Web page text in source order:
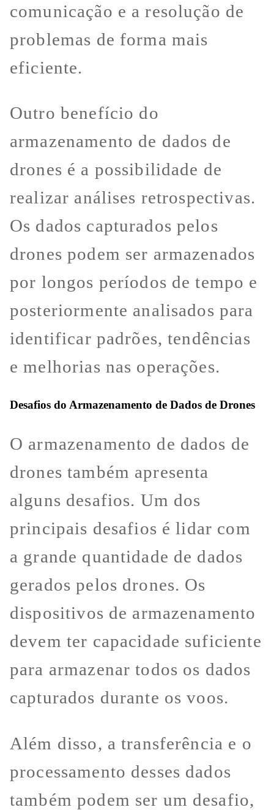
comunicação e a resolução de
problemas de forma mais
eficiente.
Outro benefício do
armazenamento de dados de
drones é a possibilidade de
realizar análises retrospectivas.
Os dados capturados pelos
drones podem ser armazenados
por longos períodos de tempo e
posteriormente analisados para
identificar padrões, tendências
e melhorias nas operações.
Desafios do Armazenamento de Dados de Drones
O armazenamento de dados de
drones também apresenta
alguns desafios. Um dos
principais desafios é lidar com
a grande quantidade de dados
gerados pelos drones. Os
dispositivos de armazenamento
devem ter capacidade suficiente
para armazenar todos os dados
capturados durante os voos.
Além disso, a transferência e o
processamento desses dados
também podem ser um desafio,